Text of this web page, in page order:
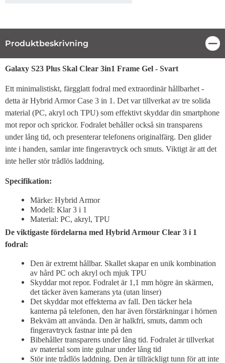
Produktbeskrivning
Produktbeskrivning
Galaxy S23 Plus Skal Clear 3in1 Frame Gel - Svart
Ett minimalistiskt, färgglatt fodral med extraordinär hållbarhet -
detta är Hybrid Armor Case 3 in 1. Det var tillverkat av tre solida
material (PC, akryl och TPU) som effektivt skyddar din smartphone
mot repor och sprickor. Fodralet behåller också sin transparens
under lång tid, och presenterar telefonens originalfärg. Den glider
inte i handen, samlar inte fingeravtryck och smuts. Viktigt är att det
inte heller stör trådlös laddning.
Specifikation:
Märke: Hybrid Armor
Modell: Klar 3 i 1
Material: PC, akryl, TPU
De viktigaste fördelarna med Hybrid Armour Clear 3 i 1
fodral:
Den är extremt hållbar. Skallet skapar en unik kombination
av hård PC och akryl och mjuk TPU
Skyddar mot repor. Fodralet är 1,1 mm högre än skärmen,
det täcker även kamerans yta (utan linser)
Det skyddar mot effekterna av fall. Den täcker hela
kanterna på telefonen, den har även förstärkningar i hörnen
Bekväm att använda. Den är halkfri, smuts, damm och
fingeravtryck fastnar inte på den
Bibehåller transparens under lång tid. Fodralet är tillverkat
av material som inte gulnar under lång tid
Stör inte trådlös laddning. Den är tillräckligt tunn för att inte